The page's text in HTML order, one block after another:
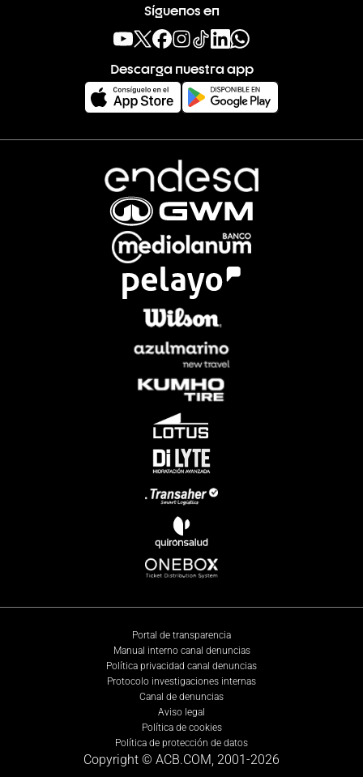
Síguenos en
Descarga nuestra app
Portal de transparencia
Manual interno canal denuncias
Política privacidad canal denuncias
Protocolo investigaciones internas
Canal de denuncias
Aviso legal
Política de cookies
Política de protección de datos
Copyright © ACB.COM, 2001-2026